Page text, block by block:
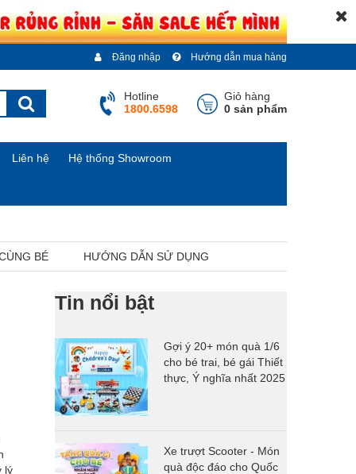
Hướng dẫn mua hàng
Đăng nhập
Giỏ hàng
0 sản phẩm
Hotline
1800.6598
Liên hệ Hệ thống Showroom
BÉ HƯỚNG DẪN SỬ DỤNG
lý
Tin nổi bật
Gợi ý 20+ món quà 1/6
cho bé trai, bé gái Thiết
thực, Ý nghĩa nhất 2025
Xe trượt Scooter - Món
quà độc đáo cho Quốc